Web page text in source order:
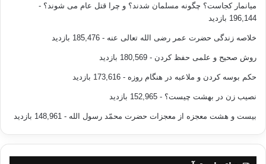
میانمار کجاست؟ چگونه مسلمان شدند؟ و چرا قتل عام می شوند؟ -
196,144 بازدید
خلاصه زندگی حضرت عمر رضی الله تعالی عنه - 185,476 بازدید
روش صحیح و علمی حفظ کردن - 180,569 بازدید
حکم بوسه کردن و ملاعبه در هنگام روزه - 173,616 بازدید
نصیب زن در بهشت چیست؟ - 152,965 بازدید
بیست و هشت معجزه از معجزات حضرت محمّد رسول الله - 148,961 بازدید